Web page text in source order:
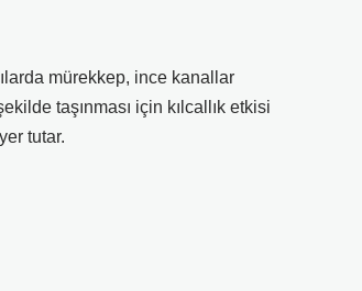
mürekkep, ince kanallar
taşınması için kılcallık etkisi
tutar.